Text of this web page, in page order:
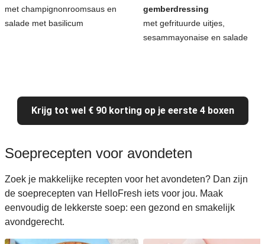
met champignonroomsaus en
salade met basilicum
gemberdressing
met gefrituurde uitjes,
sesammayonaise en salade
Krijg tot wel € 90 korting op je eerste 4 boxen
Soeprecepten voor avondeten
Zoek je makkelijke recepten voor het avondeten? Dan zijn
de soeprecepten van HelloFresh iets voor jou. Maak
eenvoudig de lekkerste soep: een gezond en smakelijk
avondgerecht.